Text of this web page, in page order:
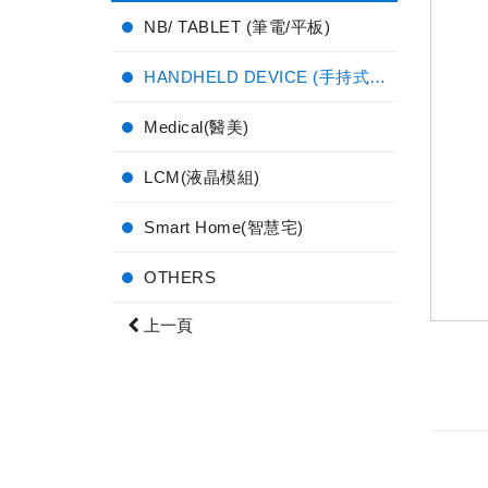
NB/ TABLET (筆電/平板)
HANDHELD DEVICE (手持式電子產品)
Medical(醫美)
LCM(液晶模組)
Smart Home(智慧宅)
OTHERS
上一頁